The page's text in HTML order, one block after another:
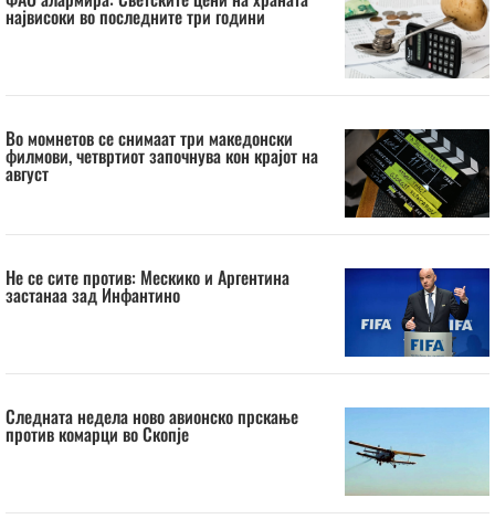
највисоки во последните три години
Во момнетов се снимаат три македонски
филмови, четвртиот започнува кон крајот на
август
Не се сите против: Мескико и Аргентина
застанаа зад Инфантино
Следната недела ново авионско прскање
против комарци во Скопје